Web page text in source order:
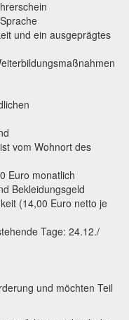
und ein ausgeprägtes
vom Wohnort des
Euro monatlich
Bekleidungsgeld
(14,00 Euro netto je
Tage: 24.12./
und möchten Teil